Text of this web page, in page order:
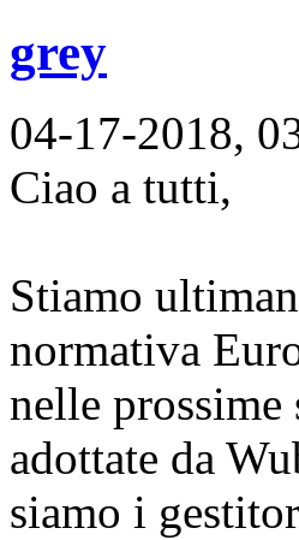
grey
04-17-2018,
Ciao a tutti,
Stiamo
normativa
nelle prossime
adottate da
siamo i